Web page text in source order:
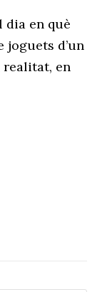
dia en què
joguets d’un
realitat, en